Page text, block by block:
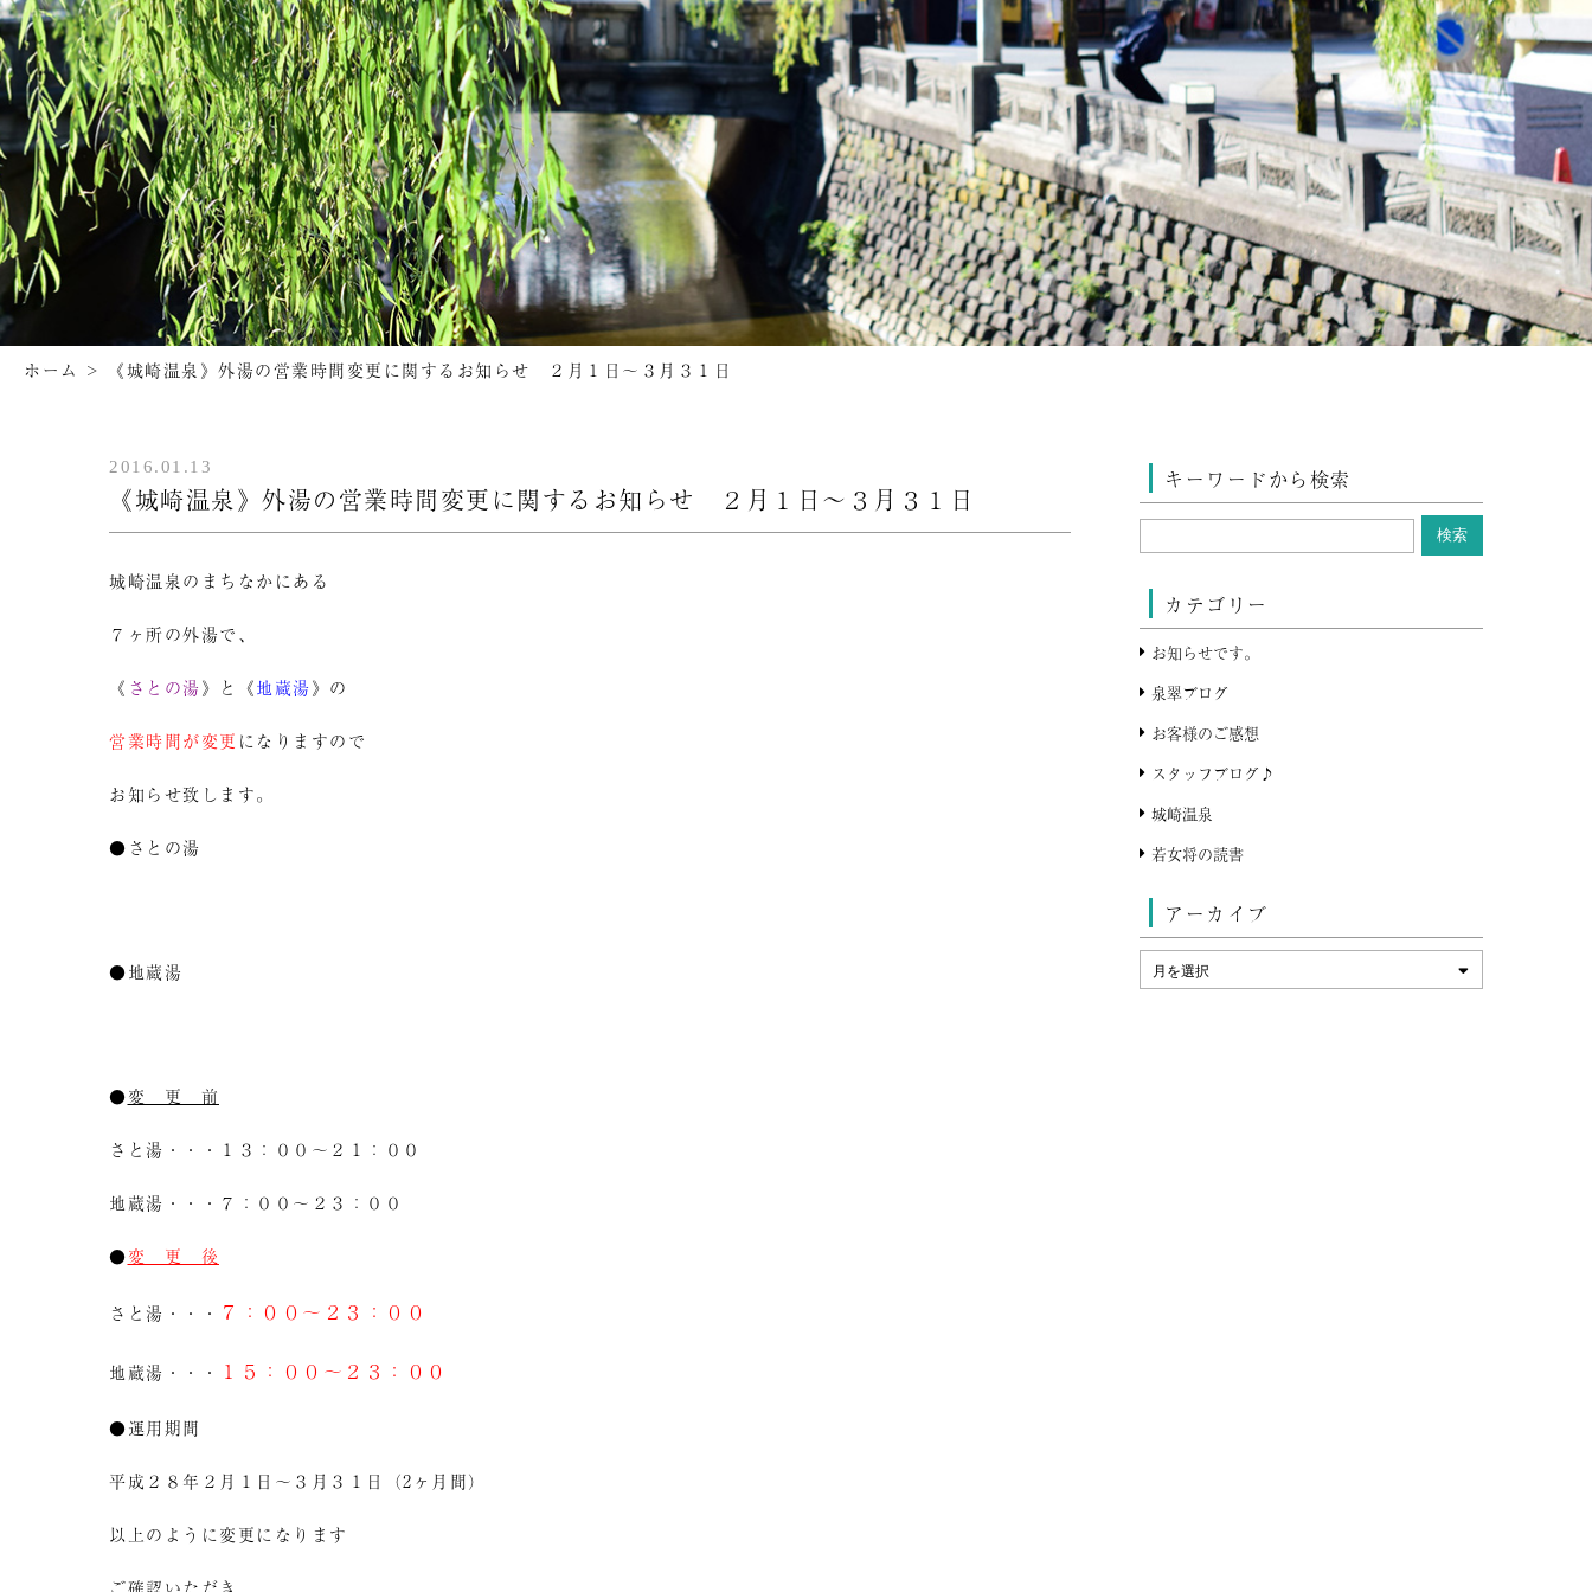
ホーム > 《城崎温泉》外湯の営業時間変更に関するお知らせ ２月１日〜３月３１日
2016.01.13
《城崎温泉》外湯の営業時間変更に関するお知らせ ２月１日〜３月３１日
城崎温泉のまちなかにある
７ヶ所の外湯で、
《 さとの湯 》と《地蔵湯 》の
営業時間が変更 になりますので
お知らせ致します。
●さとの湯
●地蔵湯
●変 更 前
さと湯・・・１３：００～２１：００
地蔵湯・・・７：００～２３：００
●変 更 後
さと湯・・・ ７：００～２３：００
地蔵湯・・・ １５：００～２３：００
●運用期間
平成２８年２月１日～３月３１日（2ヶ月間）
以上のように変更になります
ご確認いただき、
キーワードから検索
カテゴリー
お知らせです。
泉翠ブログ
お客様のご感想
スタッフブログ♪
城崎温泉
若女将の読書
アーカイブ